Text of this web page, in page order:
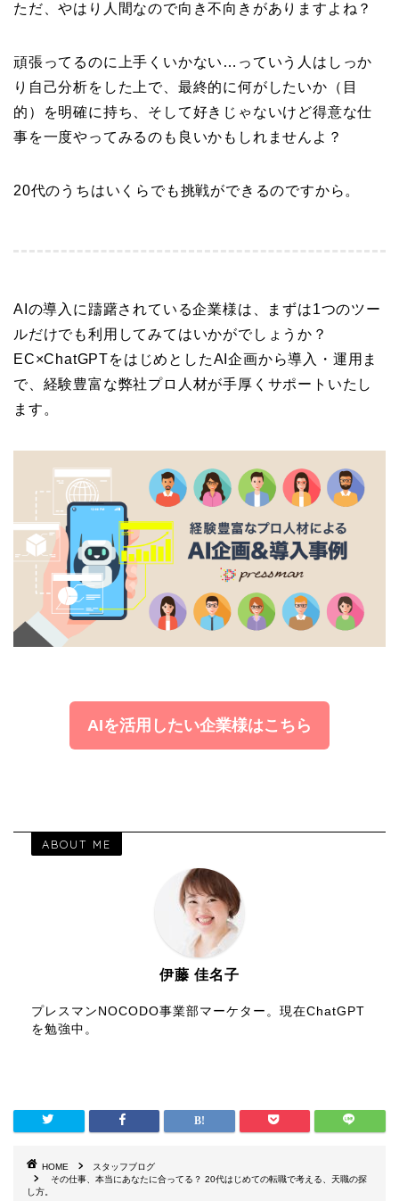
ただ、やはり人間なので向き不向きがありますよね？
頑張ってるのに上手くいかない…っていう人はしっか
り自己分析をした上で、最終的に何がしたいか（目
的）を明確に持ち、そして好きじゃないけど得意な仕
事を一度やってみるのも良いかもしれませんよ？
20代のうちはいくらでも挑戦ができるのですから。
AIの導入に躊躇されている企業様は、まずは1つのツー
ルだけでも利用してみてはいかがでしょうか？
EC×ChatGPTをはじめとしたAI企画から導入・運用ま
で、経験豊富な弊社プロ人材が手厚くサポートいたし
ます。
AIを活用したい企業様はこちら
ABOUT ME
伊藤 佳名子
プレスマンNOCODO事業部マーケター。現在ChatGPT
を勉強中。
HOME
スタッフブログ
その仕事、本当にあなたに合ってる？ 20代はじめての転職で考える、天職の探
し方。